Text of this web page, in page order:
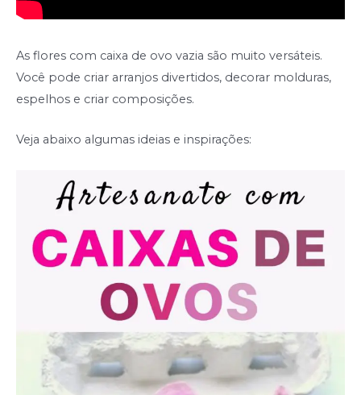
As flores com caixa de ovo vazia são muito versáteis.
Você pode criar arranjos divertidos, decorar molduras,
espelhos e criar composições.
Veja abaixo algumas ideias e inspirações: